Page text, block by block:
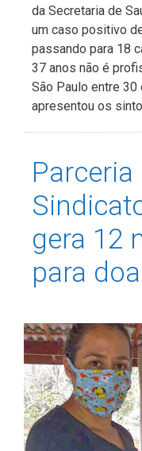
da Secretaria de
um caso positivo
passando para 18
37 anos não é
São Paulo entre 30
apresentou os
Parceria
gera 12
para